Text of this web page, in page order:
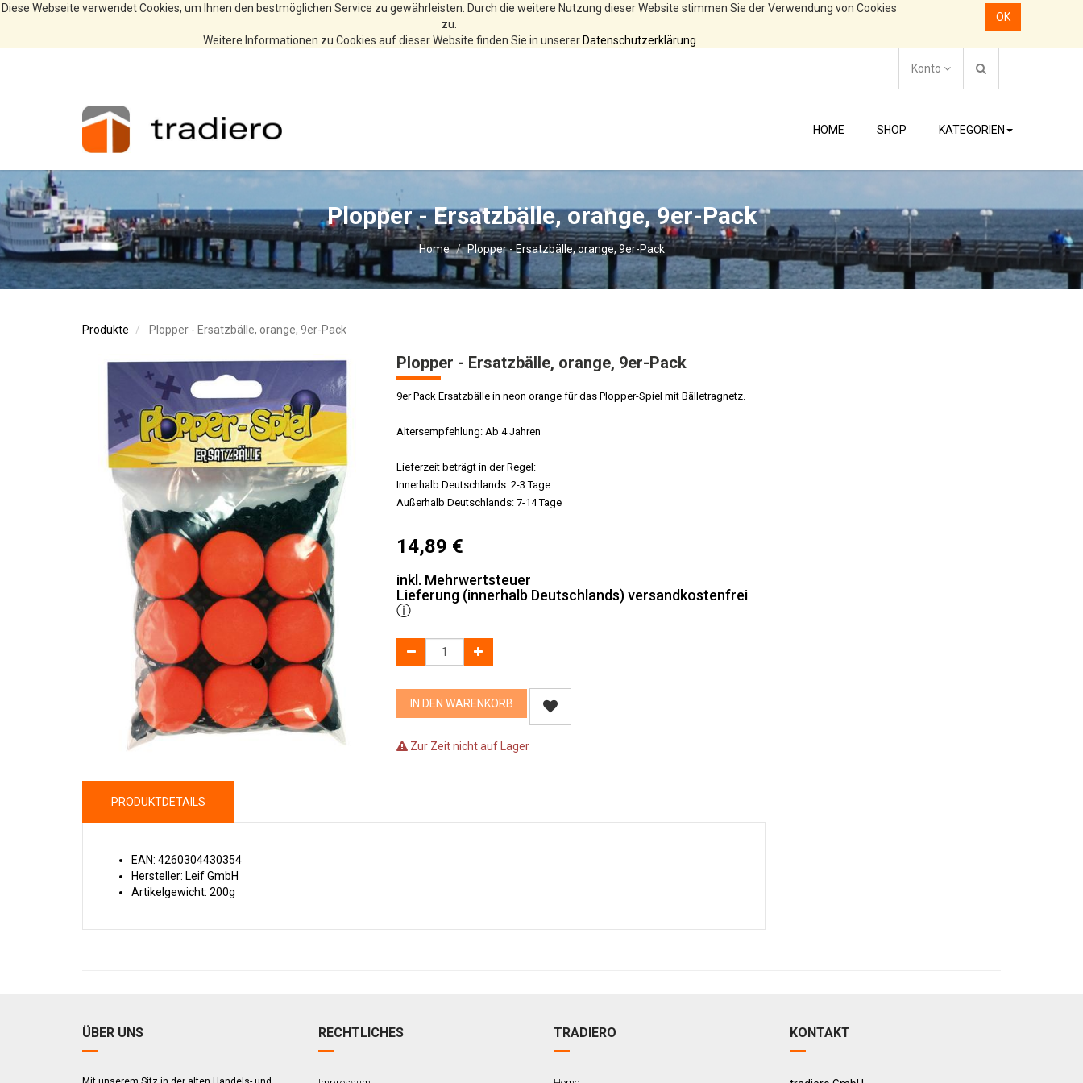
Diese Webseite verwendet Cookies, um Ihnen den bestmöglichen Service zu gewährleisten. Durch die weitere Nutzung dieser Website stimmen Sie der Verwendung von Cookies
zu.
Weitere Informationen zu Cookies auf dieser Website finden Sie in unserer Datenschutzerklärung
OK
Konto
HOME SHOP KATEGORIEN
Plopper - Ersatzbälle, orange, 9er-Pack
Home Plopper - Ersatzbälle, orange, 9er-Pack
Produkte Plopper - Ersatzbälle, orange, 9er-Pack
Plopper - Ersatzbälle, orange, 9er-Pack
9er Pack Ersatzbälle in neon orange für das Plopper-Spiel mit Bälletragnetz.
Altersempfehlung: Ab 4 Jahren
Lieferzeit beträgt in der Regel:
Innerhalb Deutschlands: 2-3 Tage
Außerhalb Deutschlands: 7-14 Tage
14,89 €
inkl. Mehrwertsteuer
Lieferung (innerhalb Deutschlands) versandkostenfrei
ⓘ
IN DEN WARENKORB
Zur Zeit nicht auf Lager
PRODUKTDETAILS
EAN: 4260304430354
Hersteller: Leif GmbH
Artikelgewicht: 200g
ÜBER UNS RECHTLICHES TRADIERO KONTAKT